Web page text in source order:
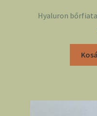
Hyaluron